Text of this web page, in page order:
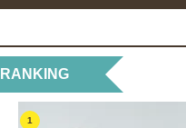
RANKING
1